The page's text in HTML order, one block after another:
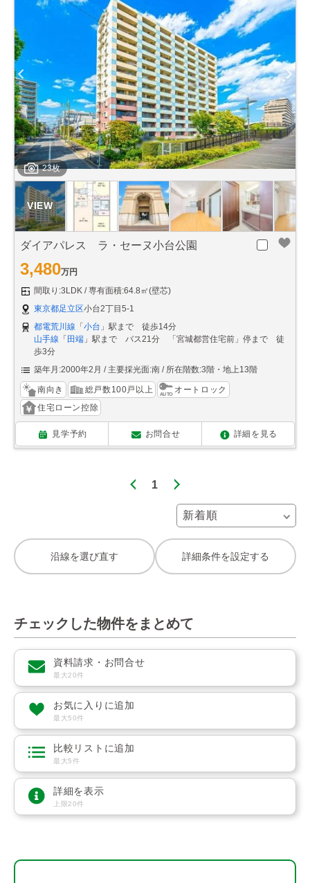
23枚
ダイアパレス ラ・セーヌ小台公園
3,480万円
間取り:3LDK
専有面積:64.8㎡(壁芯)
東京都足立区小台2丁目5-1
都電荒川線 「小台 」駅まで 徒歩14分
山手線 「田端 」駅まで バス21分 「宮城都営住宅前」停まで 徒
歩3分
築年月:2000年2月
主要採光面:南 所在階数:3階・地上13階
南向き 総戸数100戸以上
オートロック
住宅ローン控除
見学予約 お問合せ 詳細を見る
1
沿線を選び直す 詳細条件を設定する
チェックした物件をまとめて
資料請求・お問合せ
最大20件
お気に入りに追加
最大50件
比較リストに追加
最大5件
詳細を表示
上限20件